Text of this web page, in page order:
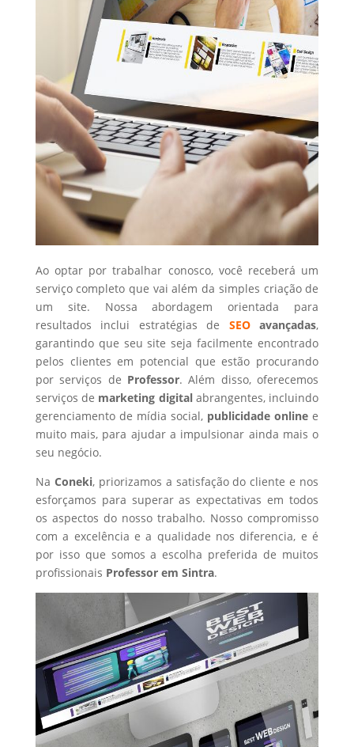
Ao optar por trabalhar conosco, você receberá um
serviço completo que vai além da simples criação de
um site. Nossa abordagem orientada para
resultados inclui estratégias de SEOavançadas,
garantindo que seu site seja facilmente encontrado
pelos clientes em potencial que estão procurando
por serviços de Professor. Além disso, oferecemos
serviços de marketing digital abrangentes, incluindo
gerenciamento de mídia social, publicidade online e
muito mais, para ajudar a impulsionar ainda mais o
seu negócio.
Na Coneki, priorizamos a satisfação do cliente e nos
esforçamos para superar as expectativas em todos
os aspectos do nosso trabalho. Nosso compromisso
com a excelência e a qualidade nos diferencia, e é
por isso que somos a escolha preferida de muitos
profissionais Professorem Sintra.